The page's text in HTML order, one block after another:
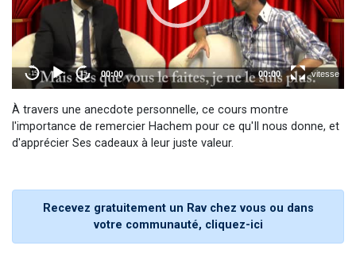
À travers une anecdote personnelle, ce cours montre
l'importance de remercier Hachem pour ce qu'Il nous donne, et
d'apprécier Ses cadeaux à leur juste valeur.
Recevez gratuitement un Rav chez vous ou dans
votre communauté, cliquez-ici